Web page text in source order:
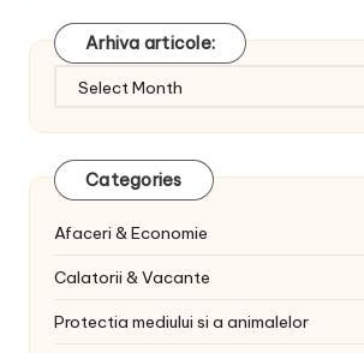
Arhiva articole:
Arhiva
Categories
Afaceri & Economie
Calatorii & Vacante
Protectia mediului si a animalelor